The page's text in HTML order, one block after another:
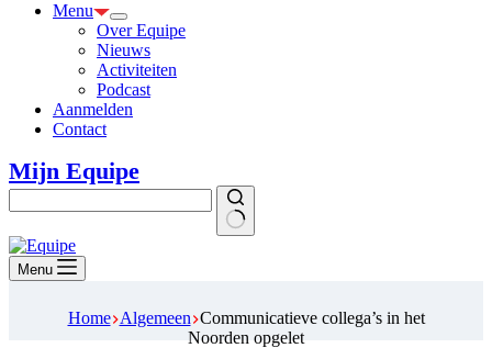
Menu
Over Equipe
Nieuws
Activiteiten
Podcast
Aanmelden
Contact
Mijn Equipe
Geen
resultaten
Menu
Home Algemeen Communicatieve collega’s in het
Noorden opgelet